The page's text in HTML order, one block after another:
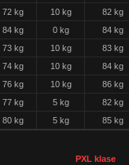
72 kg 10 kg
82 kg
84 kg 0 kg
84 kg
73 kg 10 kg
83 kg
74 kg 10 kg
84 kg
76 kg 10 kg
86 kg
77 kg 5 kg
82 kg
80 kg 5 kg 85 kg
PXL klase